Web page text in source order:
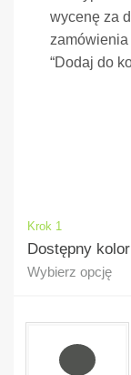
wycenę za
“Dodaj do
Krok 1
Dostępny
Wybierz opcję